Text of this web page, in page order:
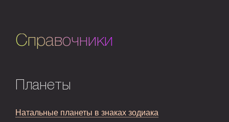
Справочники
Планеты
Натальные планеты в знаках зодиака